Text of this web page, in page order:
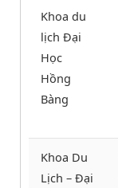
Khoa du
lịch Đại
Học
Hồng
Bàng
Khoa Du
Lịch – Đại